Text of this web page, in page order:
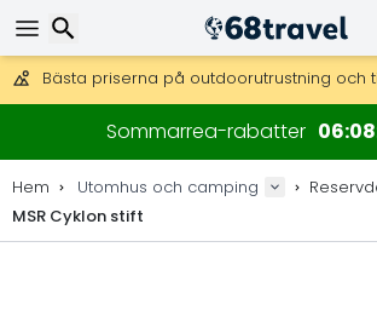
DHL Express över natten är också tillgängligt.
30 dagar för retur, 90 dagar för träkartor
Bästa priserna på outdoorutrustning och
Sommarrea-rabatter 06 08
Hem Utomhus och camping
MSR Cyklon stift